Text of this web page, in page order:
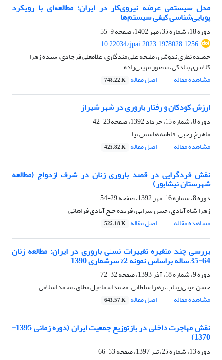
مدل سیستمی عرضه نیروی‌کار در ایران: مطالعه‌ای با رویکرد
پویایی‌شناسی کیفی سیستم‌ها
دوره 18، شماره 35، مهر 1402، صفحه
9-55
10.22034/jpai.2023.1978028.1256
حمیده نظری ‌ندوشن، ملیحه علی مندگاری، غلامعلی فرجادی، سیده زهرا
کلانتری بنادکی، منصور مهینی‌زاده
مشاهده مقاله
اصل مقاله 748.22 K
ارزش کودکان و رفتار باروری در شهر شیراز
دوره 8، شماره 15، خرداد 1392، صفحه
23-42
ماهرخ رجبی، فاطمه هاشمی نیا
مشاهده مقاله
اصل مقاله 425.82 K
نقش فردگرایی در قصد باروری زنان در شرف ازدواج (مطالعه
شهرستان نیشابور)
دوره 8، شماره 16، مهر 1392، صفحه
29-54
زهرا شاه آبادی، حسن سرایی، فریده خلج آبادی فراهانی
مشاهده مقاله
اصل مقاله 525.18 K
بررسی چند متغیره تغییرات نسلی باروری در ایران: مطالعه زنان
64-35 ساله براساس نمونه 2% سرشماری 1390
دوره 9، شماره 18، آذر 1393، صفحه
32-72
حسن عینی‌زیناب، زهرا سلطانی، محمداسماعیل مطلق، محمد اسلامی
مشاهده مقاله
اصل مقاله 643.57 K
نقش مهاجرت داخلی در بازتوزیع جمعیت ایران (دوره زمانی 1395-
1370)
دوره 13، شماره 25، تیر 1397، صفحه
33-66